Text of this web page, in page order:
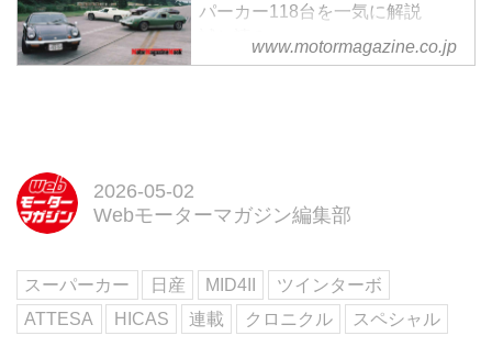
セプト」の2台を世界初公開し
パーカー118台を一気に解説
＜本書の見どころ＞
種はもちろん、1980年代の「第
リ F40、ポルシェ 959なども美し
い写真とともに詳解しています。
2...
www.motormagazine.co.jp
2026-05-02
Webモーターマガジン編集部
スーパーカー 日産 MID4II
ツインターボ
ATTESA
HICAS 連載 クロニクル スペシャル